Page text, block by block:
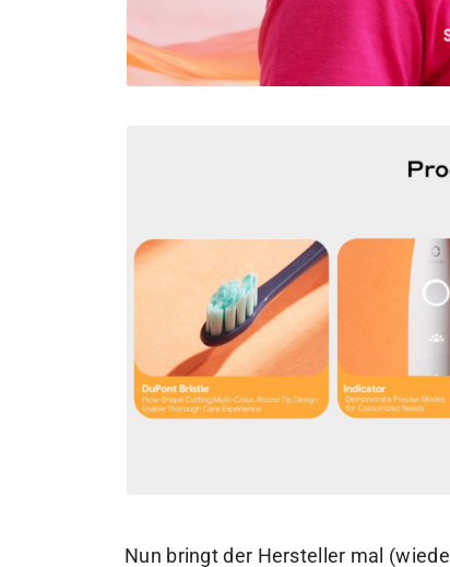
Nun bringt der Hersteller mal